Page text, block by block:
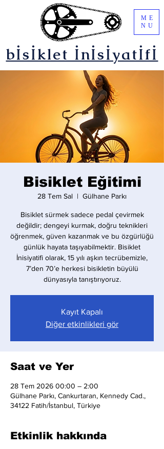
bİsİklet İnİsİyatİfİ
ME
NU
Bisiklet Eğitimi
28 Tem Sal
  |
Gülhane Parkı
Bisiklet sürmek sadece pedal çevirmek
değildir; dengeyi kurmak, doğru teknikleri
öğrenmek, güven kazanmak ve bu özgürlüğü
günlük hayata taşıyabilmektir. Bisiklet
İnisiyatifi olarak, 15 yılı aşkın tecrübemizle,
7’den 70’e herkesi bisikletin büyülü
dünyasıyla tanıştırıyoruz.
Kayıt Kapalı
Diğer etkinlikleri gör
Saat ve Yer
28 Tem 2026 00:00 – 2:00
Gülhane Parkı, Cankurtaran, Kennedy Cad.,
34122 Fatih/İstanbul, Türkiye
Etkinlik hakkında